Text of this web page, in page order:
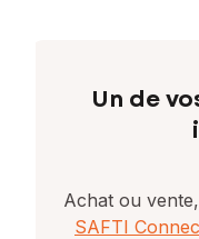
Un de
Achat ou
SAFTI